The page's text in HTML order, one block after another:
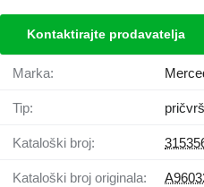
Kontaktirajte prodavatelja
Marka:
Tip:
Kataloški broj:
Kataloški broj originala: